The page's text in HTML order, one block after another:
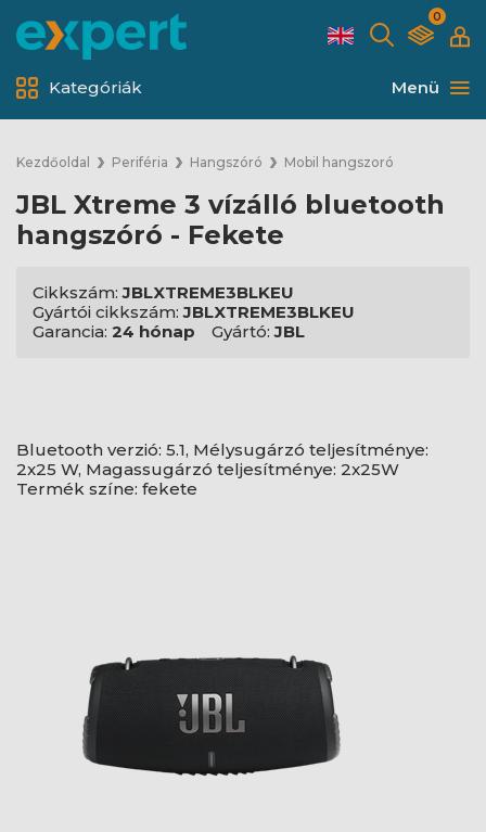
0
Menü
Kategóriák
Kezdőoldal Periféria Hangszóró Mobil hangszoró
JBL Xtreme 3 vízálló bluetooth
hangszóró - Fekete
Cikkszám:JBLXTREME3BLKEU
Gyártói cikkszám:JBLXTREME3BLKEU
Garancia: 24 hónap Gyártó:JBL
Bluetooth verzió: 5.1, Mélysugárzó teljesítménye:
2x25 W, Magassugárzó teljesítménye: 2x25W
Termék színe: fekete